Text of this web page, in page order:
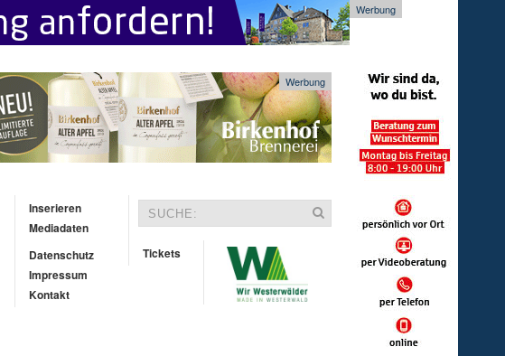
Werbung
Werbung
Inserieren
Mediadaten
Datenschutz
Impressum
Kontakt
Tickets